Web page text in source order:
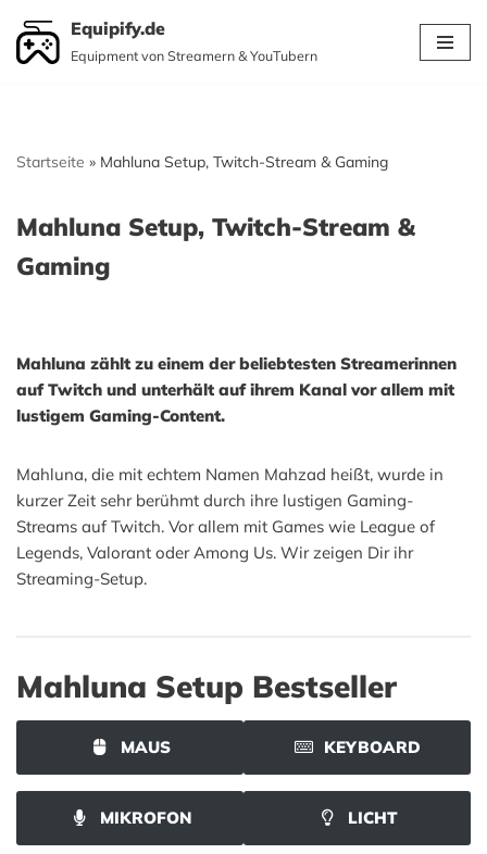
Zum
Equipify.de
Equipment von Streamern & YouTubern
Startseite » Mahluna Setup, Twitch-Stream & Gaming
Mahluna Setup, Twitch-Stream &
Gaming
Mahluna zählt zu einem der beliebtesten Streamerinnen
auf Twitch und unterhält auf ihrem Kanal vor allem mit
lustigem Gaming-Content.
Mahluna, die mit echtem Namen Mahzad heißt, wurde in
kurzer Zeit sehr berühmt durch ihre lustigen Gaming-
Streams auf Twitch. Vor allem mit Games wie League of
Legends, Valorant oder Among Us. Wir zeigen Dir ihr
Streaming-Setup.
Mahluna Setup Bestseller
MAUS KEYBOARD
MIKROFON LICHT